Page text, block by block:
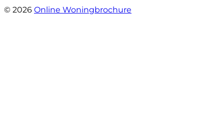
© 2026 Online Woningbrochure